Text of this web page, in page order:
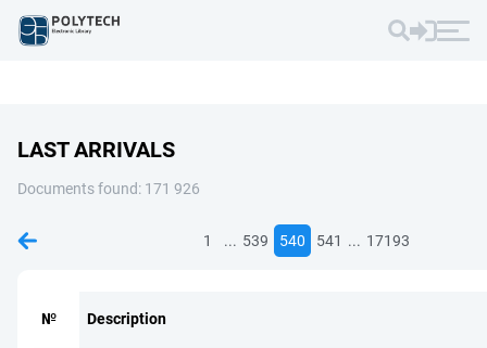
LAST ARRIVALS
Documents found: 171 926
1 ... 539 540 541 ... 17193
№ Description